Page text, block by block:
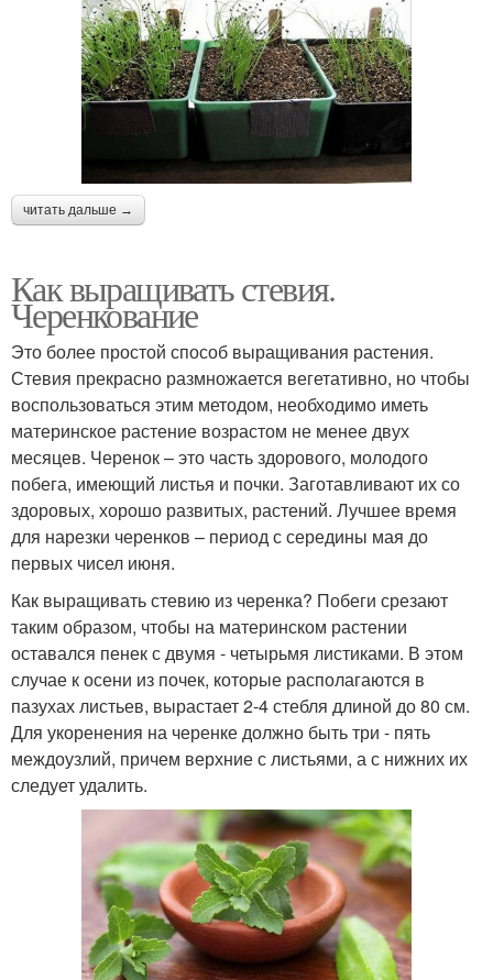
читать дальше →
Как выращивать стевия.
Черенкование
Это более простой способ выращивания растения.
Стевия прекрасно размножается вегетативно, но чтобы
воспользоваться этим методом, необходимо иметь
материнское растение возрастом не менее двух
месяцев. Черенок – это часть здорового, молодого
побега, имеющий листья и почки. Заготавливают их со
здоровых, хорошо развитых, растений. Лучшее время
для нарезки черенков – период с середины мая до
первых чисел июня.
Как выращивать стевию из черенка? Побеги срезают
таким образом, чтобы на материнском растении
оставался пенек с двумя - четырьмя листиками. В этом
случае к осени из почек, которые располагаются в
пазухах листьев, вырастает 2-4 стебля длиной до 80 см.
Для укоренения на черенке должно быть три - пять
междоузлий, причем верхние с листьями, а с нижних их
следует удалить.